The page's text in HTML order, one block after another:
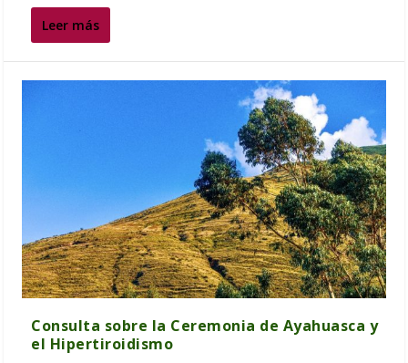
Leer más
Consulta sobre la Ceremonia de Ayahuasca y
el Hipertiroidismo